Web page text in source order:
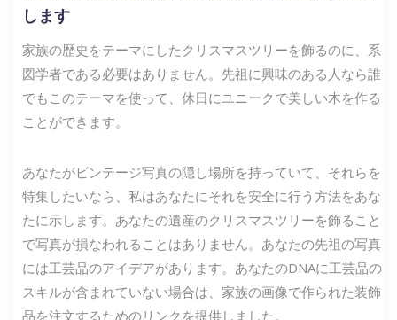
します
家族の歴史をテーマにしたクリスマスツリーを飾るのに、系
図学者である必要はありません。先祖に興味のある人なら誰
でもこのテーマを使って、休日にユニークで美しい木を作る
ことができます。
あなたがビンテージ写真の隠し場所を持っていて、それらを
特集したいなら、私はあなたにそれを安全に行う方法をあな
たに示します。あなたの遺産のクリスマスツリーを飾ること
で写真が損なわれることはありません。あなたの先祖の写真
には工芸品のアイデアがあります。あなたのDNAに工芸品の
スキルが含まれていない場合は、家族の画像で作られた装飾
品を注文するためのリンクを提供しました。